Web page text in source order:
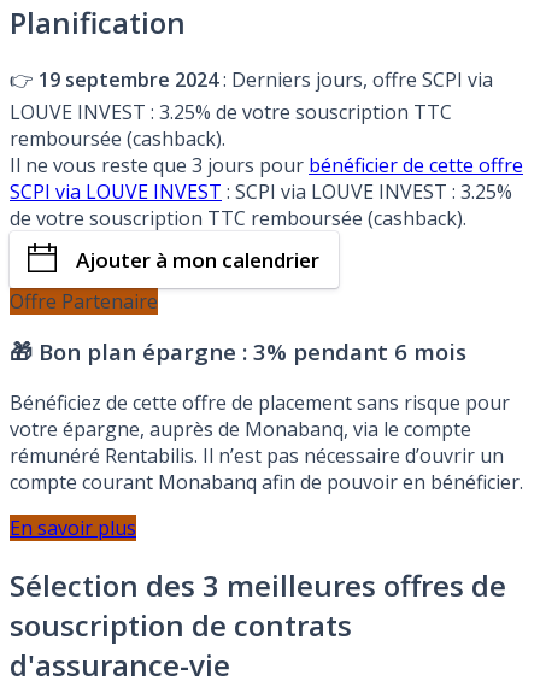
Planification
👉 19 septembre 2024: Derniers jours, offre SCPI via
LOUVE INVEST : 3.25% de votre souscription TTC
remboursée (cashback).
Il ne vous reste que 3 jours pour bénéficier de cette offre
SCPI via LOUVE INVEST : SCPI via LOUVE INVEST : 3.25%
de votre souscription TTC remboursée (cashback).
Ajouter à mon calendrier
Offre Partenaire
🎁 Bon plan épargne : 3% pendant 6 mois
Bénéficiez de cette offre de placement sans risque pour
votre épargne, auprès de Monabanq, via le compte
rémunéré Rentabilis. Il n’est pas nécessaire d’ouvrir un
compte courant Monabanq afin de pouvoir en bénéficier.
En savoir plus
Sélection des 3 meilleures offres de
souscription de contrats
d'assurance-vie